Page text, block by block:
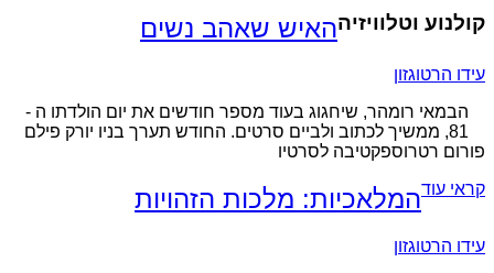
קולנוע וטלוויזיההאיש שאהב נשים
עידו הרטוגזון
הבמאי רומהר, שיחגוג בעוד מספר חודשים את יום הולדתו ה -
81, ממשיך לכתוב ולביים סרטים. החודש תערך בניו יורק פילם
פורום רטרוספקטיבה לסרטיו
קראי עודהמלאכיות: מלכות הזהויות
עידו הרטוגזון